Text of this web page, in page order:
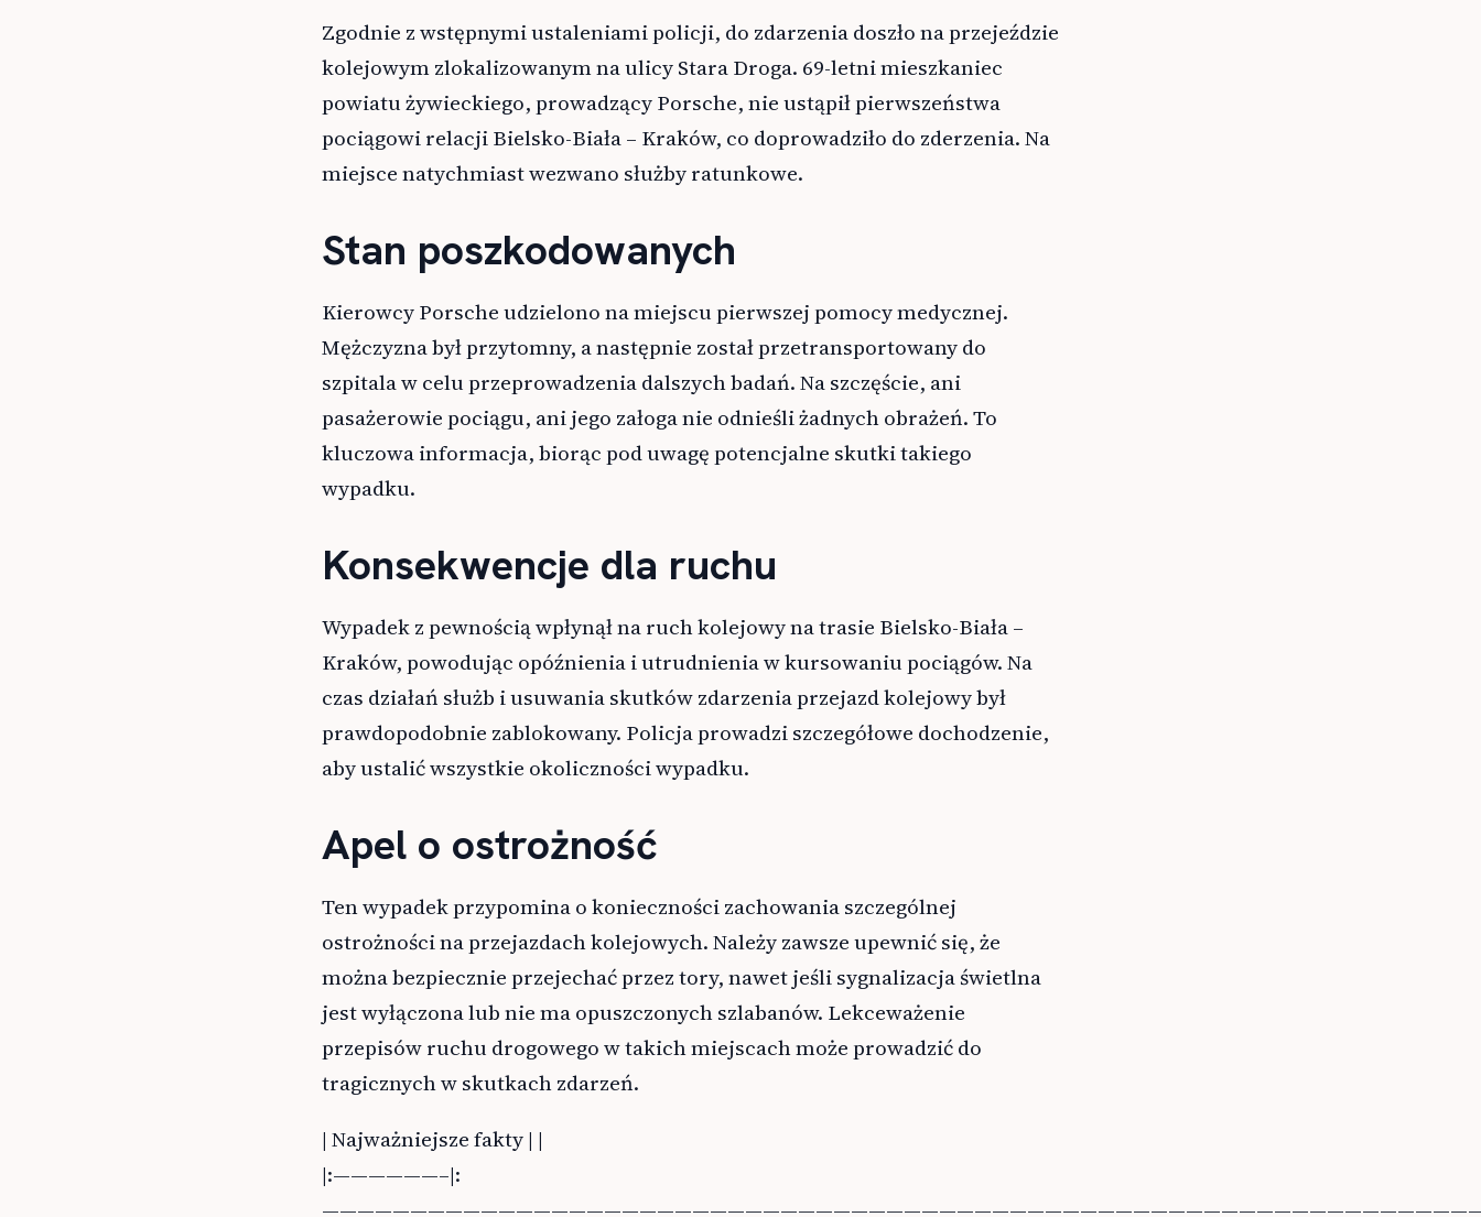
Zgodnie z wstępnymi ustaleniami policji, do zdarzenia doszło na przejeździe
kolejowym zlokalizowanym na ulicy Stara Droga. 69-letni mieszkaniec
powiatu żywieckiego, prowadzący Porsche, nie ustąpił pierwszeństwa
pociągowi relacji Bielsko-Biała – Kraków, co doprowadziło do zderzenia. Na
miejsce natychmiast wezwano służby ratunkowe.
Stan poszkodowanych
Kierowcy Porsche udzielono na miejscu pierwszej pomocy medycznej.
Mężczyzna był przytomny, a następnie został przetransportowany do
szpitala w celu przeprowadzenia dalszych badań. Na szczęście, ani
pasażerowie pociągu, ani jego załoga nie odnieśli żadnych obrażeń. To
kluczowa informacja, biorąc pod uwagę potencjalne skutki takiego
wypadku.
Konsekwencje dla ruchu
Wypadek z pewnością wpłynął na ruch kolejowy na trasie Bielsko-Biała –
Kraków, powodując opóźnienia i utrudnienia w kursowaniu pociągów. Na
czas działań służb i usuwania skutków zdarzenia przejazd kolejowy był
prawdopodobnie zablokowany. Policja prowadzi szczegółowe dochodzenie,
aby ustalić wszystkie okoliczności wypadku.
Apel o ostrożność
Ten wypadek przypomina o konieczności zachowania szczególnej
ostrożności na przejazdach kolejowych. Należy zawsze upewnić się, że
można bezpiecznie przejechać przez tory, nawet jeśli sygnalizacja świetlna
jest wyłączona lub nie ma opuszczonych szlabanów. Lekceważenie
przepisów ruchu drogowego w takich miejscach może prowadzić do
tragicznych w skutkach zdarzeń.
| Najważniejsze fakty | |
|:——————–|: